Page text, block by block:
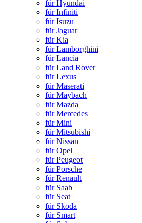
für Hyundai
für Infiniti
für Isuzu
für Jaguar
für Kia
für Lamborghini
für Lancia
für Land Rover
für Lexus
für Maserati
für Maybach
für Mazda
für Mercedes
für Mini
für Mitsubishi
für Nissan
für Opel
für Peugeot
für Porsche
für Renault
für Saab
für Seat
für Skoda
für Smart